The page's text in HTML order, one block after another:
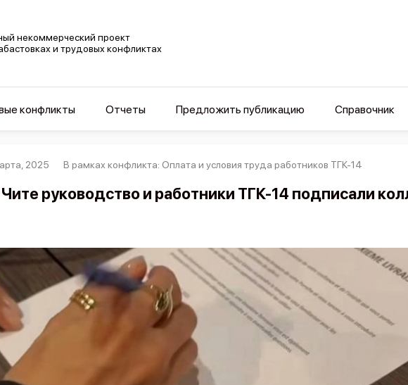
некоммерческий проект
и трудовых конфликтах
конфликты Отчеты Предложить публикацию Справочник
2025 В рамках конфликта: Оплата и условия труда работников ТГК-14
руководство и работники ТГК-14 подписали